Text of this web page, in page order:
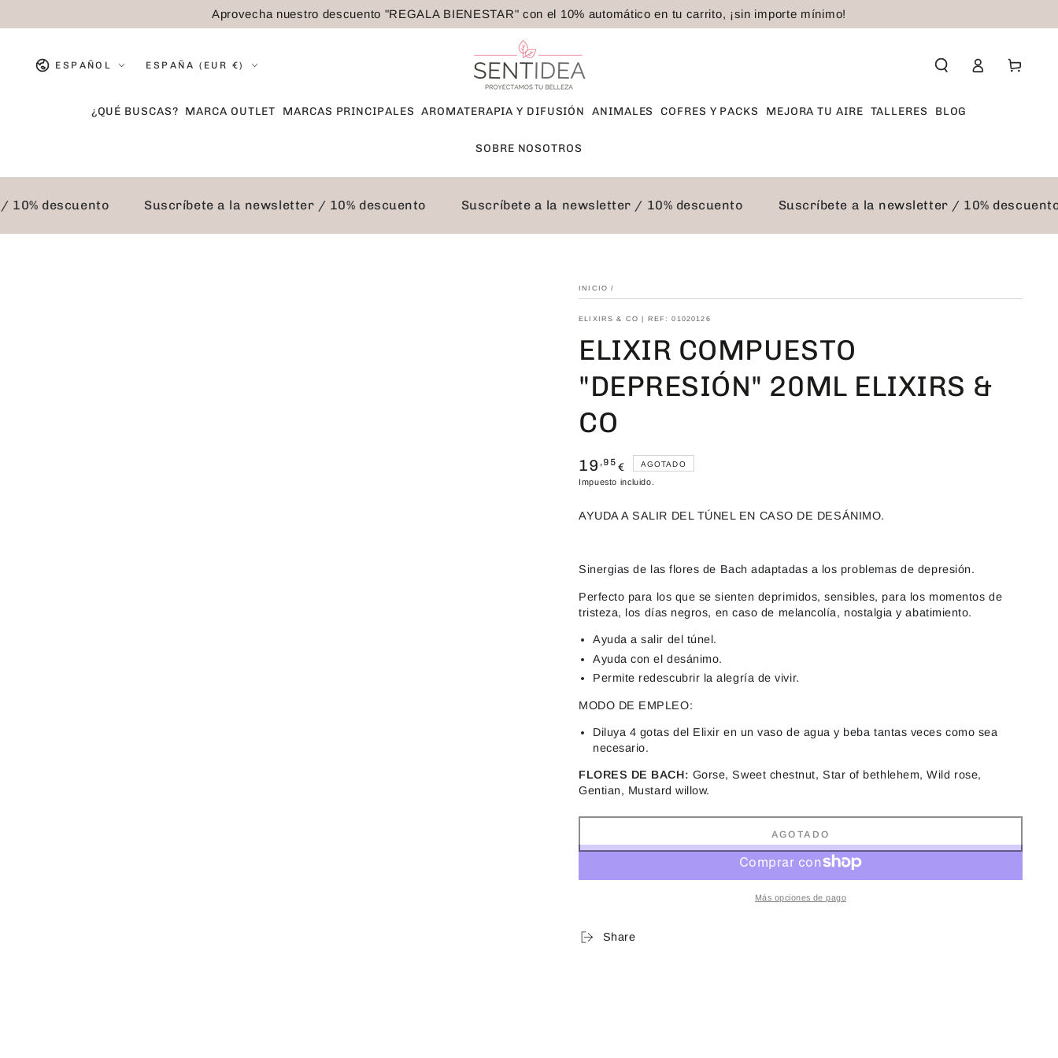
Aprovecha nuestro descuento "REGALA BIENESTAR" con el 10% automático en tu carrito, ¡sin importe mínimo!
IdiomaESPAÑOL País/región
ESPAÑA (EUR €)
¿QUÉ BUSCAS? MARCA OUTLET MARCAS PRINCIPALES AROMATERAPIA Y DIFUSIÓN ANIMALES COFRES Y PACKS MEJORA TU AIRE TALLERES BLOG
SOBRE NOSOTROS
sesión
Carrito
/ 10% descuento Suscríbete a la newsletter / 10% descuento Suscríbete a la newsletter / 10% descuento Suscríbete a la newsletter / 10%
INICIO /
ELIXIRS & CO | REF: 01020126
ELIXIR COMPUESTO
"DEPRESIÓN" 20ML ELIXIRS &
CO
Precio
19 ,95 € AGOTADO
Impuesto incluido.
AYUDA A SALIR DEL TÚNEL EN CASO DE DESÁNIMO.
Sinergias de las flores de Bach adaptadas a los problemas de depresión.
Perfecto para los que se sienten deprimidos, sensibles, para los momentos de
tristeza, los días negros, en caso de melancolía, nostalgia y abatimiento.
Ayuda a salir del túnel.
Ayuda con el desánimo.
Permite redescubrir la alegría de vivir.
MODO DE EMPLEO:
Diluya 4 gotas del Elixir en un vaso de agua y beba tantas veces como sea
necesario.
FLORES DE BACH: Gorse, Sweet chestnut, Star of bethlehem, Wild rose,
Gentian, Mustard willow.​
AGOTADO
Más opciones de pago
Share